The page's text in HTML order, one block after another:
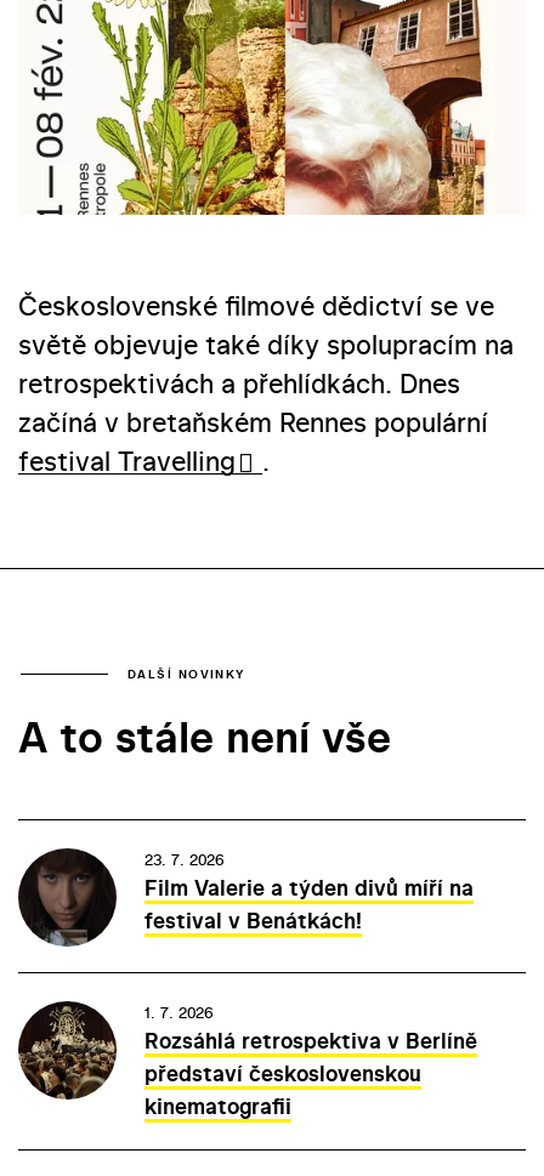
Československé filmové dědictví se ve
světě objevuje také díky spolupracím na
retrospektivách a přehlídkách. Dnes
začíná v bretaňském Rennes populární
festival Travelling
.
DALŠÍ NOVINKY
A to stále není vše
23. 7. 2026
Film Valerie a týden divů míří na
festival v Benátkách!
1. 7. 2026
Rozsáhlá retrospektiva v Berlíně
představí československou
kinematografii